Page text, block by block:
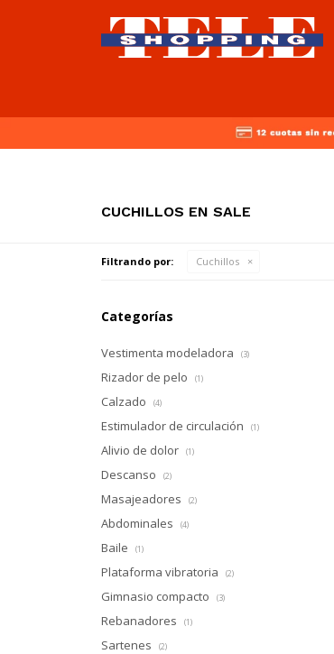
CUCHILLOS EN SALE
Filtrando por: Cuchillos
Categorías
Vestimenta modeladora (3)
Rizador de pelo (1)
Calzado (4)
Estimulador de circulación (1)
Alivio de dolor (1)
Descanso (2)
Masajeadores (2)
Abdominales (4)
Baile (1)
Plataforma vibratoria (2)
Gimnasio compacto (3)
Rebanadores (1)
Sartenes (2)